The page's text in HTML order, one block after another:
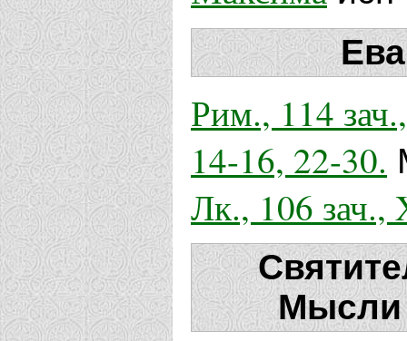
Рим., 114
14-16, 22-30.
Лк., 106
Мысли